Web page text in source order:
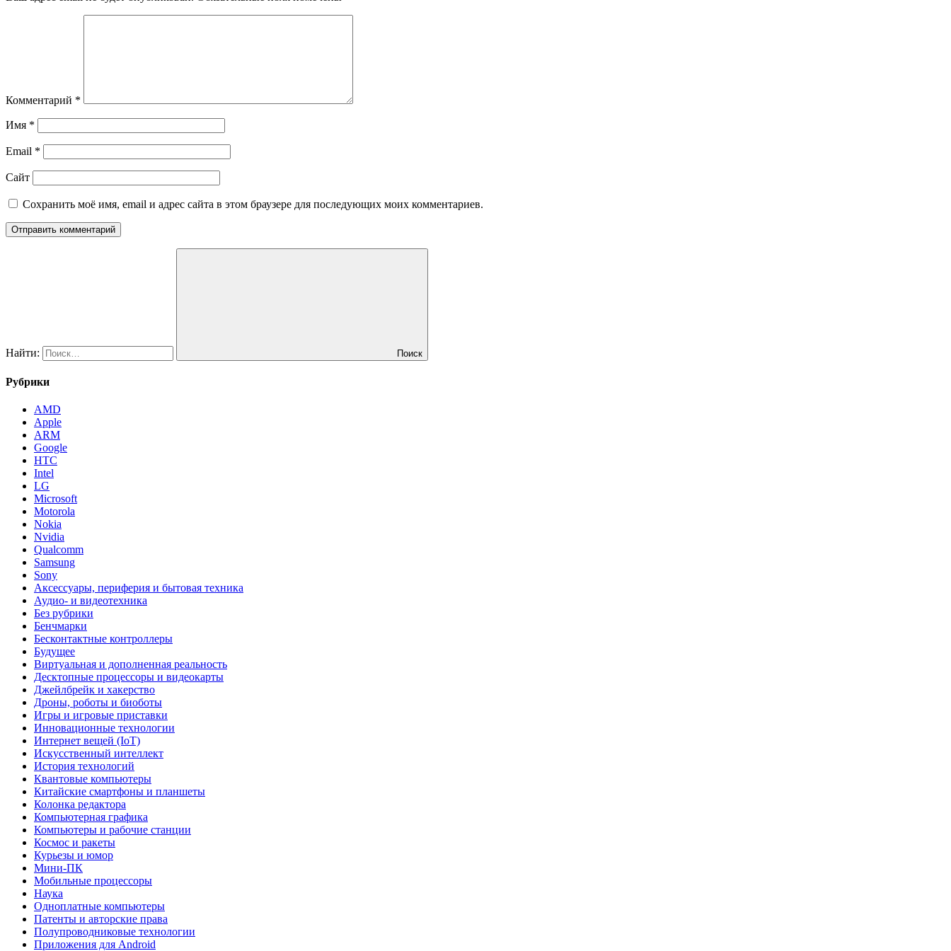
Комментарий *
Имя *
Email *
Сайт
Сохранить моё имя, email и адрес сайта в этом браузере для последующих моих комментариев.
Найти: Поиск
Рубрики
AMD
Apple
ARM
Google
HTC
Intel
LG
Microsoft
Motorola
Nokia
Nvidia
Qualcomm
Samsung
Sony
Аксессуары, периферия и бытовая техника
Аудио- и видеотехника
Без рубрики
Бенчмарки
Бесконтактные контроллеры
Будущее
Виртуальная и дополненная реальность
Десктопные процессоры и видеокарты
Джейлбрейк и хакерство
Дроны, роботы и биоботы
Игры и игровые приставки
Инновационные технологии
Интернет вещей (IoT)
Искусственный интеллект
История технологий
Квантовые компьютеры
Китайские смартфоны и планшеты
Колонка редактора
Компьютерная графика
Компьютеры и рабочие станции
Космос и ракеты
Курьезы и юмор
Мини-ПК
Мобильные процессоры
Наука
Одноплатные компьютеры
Патенты и авторские права
Полупроводниковые технологии
Приложения для Android